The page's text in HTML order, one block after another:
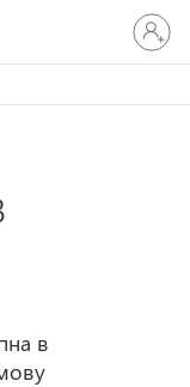
свій
запис
в